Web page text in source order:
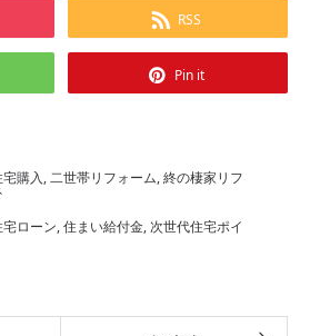
RSS
Pin it
購入,二世帯リフォーム,終の棲家リフ
宅ローン,住まい給付金, 次世代住宅ポイ